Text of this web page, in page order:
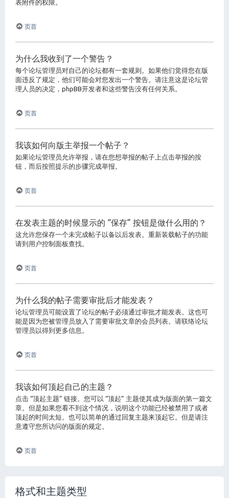
表附件的权限。
页首
为什么我收到了一个警告？
每个论坛管理员对自己的论坛都有一套规则。如果他们觉得您在版
面违反了规定，他们可能会对您发出一个警告。请注意这是论坛管
理人员的决定，phpBB开发者和这些警告没有任何关系。
页首
我该如何向版主举报一个帖子？
如果论坛管理员允许举报，请在您想举报的帖子上点击举报的按
钮，而后按照提示的步骤完成举报。
页首
在发表主题的时候显示的 “保存” 按钮是做什么用的？
这允许您保存一个未完成帖子以备以后发表。重新装载帖子的功能
请到用户控制面板查找。
页首
为什么我的帖子需要审批后才能发表？
论坛管理员可能设置了论坛的帖子必须通过审批才能发表。这也可
能是因为您被管理员放入了需要审批文章的会员列表。请联络论坛
管理员以得到更多信息。
页首
我该如何顶起自己的主题？
点击 “顶起主题” 链接。您可以 “顶起” 主题使其成为版面的第一篇文
章。但是如果您看不到这个情况，说明这个功能已经被禁用了或者
顶起的时间太短。也可以简单的通过回复主题来顶起它。但是请注
意遵守您所访问的版面的规定。
页首
格式和主题类型